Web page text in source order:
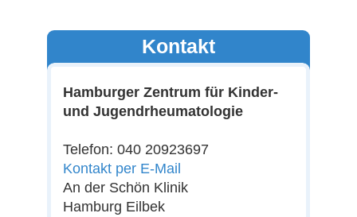
Kontakt
Hamburger Zentrum für Kinder-
und Jugendrheumatologie
Telefon: 040 20923697
Kontakt per E-Mail
An der Schön Klinik
Hamburg Eilbek